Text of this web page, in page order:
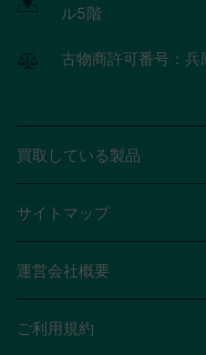
ル5階
古物商許可番号：
買取している製品
サイトマップ
運営会社概要
ご利用規約